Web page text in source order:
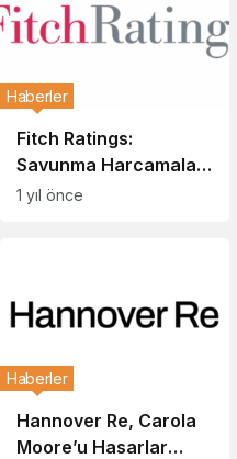
Fitch Ratings:
Savunma Harcamaları
ve Tahvil Getirileri
Haberler
1 yıl önce
Hannover Re, Carola
Moore’u Hasarlar
Haberler